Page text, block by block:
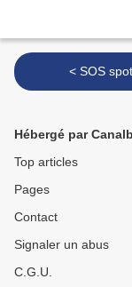
< SOS
Hébergé par
Top articles
Pages
Contact
Signaler un abus
C.G.U.